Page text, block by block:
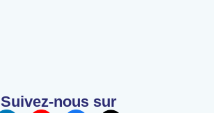
Suivez-nous sur